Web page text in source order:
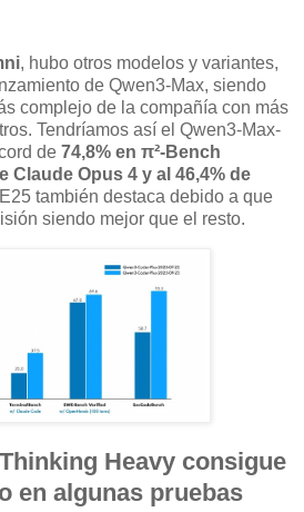
, hubo otros modelos y variantes,
de Qwen3-Max, siendo
complejo de la compañía con más
Tendríamos así el Qwen3-Max-
de 74,8% en π²-Bench
Claude Opus 4 y al 46,4% de
también destaca debido a que
siendo mejor que el resto.
Heavy consigue
en algunas pruebas